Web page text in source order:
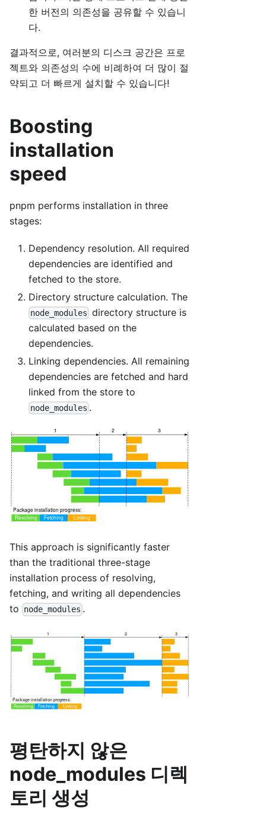
한 버전의 의존성을 공유할 수 있습니
다.
결과적으로, 여러분의 디스크 공간은 프로
젝트와 의존성의 수에 비례하여 더 많이 절
약되고 더 빠르게 설치할 수 있습니다!
Boosting
installation
speed
pnpm performs installation in three
stages:
Dependency resolution. All required
dependencies are identified and
fetched to the store.
Directory structure calculation. The
node_modules directory structure is
calculated based on the
dependencies.
Linking dependencies. All remaining
dependencies are fetched and hard
linked from the store to
node_modules .
This approach is significantly faster
than the traditional three-stage
installation process of resolving,
fetching, and writing all dependencies
to
node_modules .
평탄하지 않은
node_modules 디렉
토리 생성